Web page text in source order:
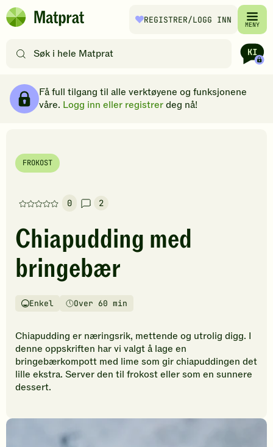
Hopp til hovedinnhold
Matprat
REGISTRER/LOGG INN MENY
etter
filtre
Få full tilgang til alle verktøyene og funksjonene
våre. Logg inn eller registrerdeg nå!
FROKOST
0
Denne
har
foreløpig
ingen
vurderinger.
den
til
å
vurdere
denne
oppskriften.
2
Chiapudding med
bringebær
Vanskelighetsgrad
Enkel
TilberedningstidOver 60 min
Chiapudding er næringsrik, mettende og utrolig digg. I
denne oppskriften har vi valgt å lage en
bringebærkompott med lime som gir chiapuddingen det
lille ekstra. Server den til frokost eller som en sunnere
dessert.